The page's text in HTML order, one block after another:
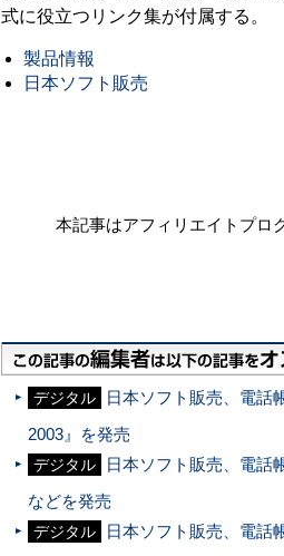
式に役立つリンク集が付属する。
製品情報
日本ソフト販売
本記事はアフィリエイトプロ
デジタル
日本ソフト販売、電話
2003』を発売
デジタル
日本ソフト販売、電話
などを発売
デジタル
日本ソフト販売、電話